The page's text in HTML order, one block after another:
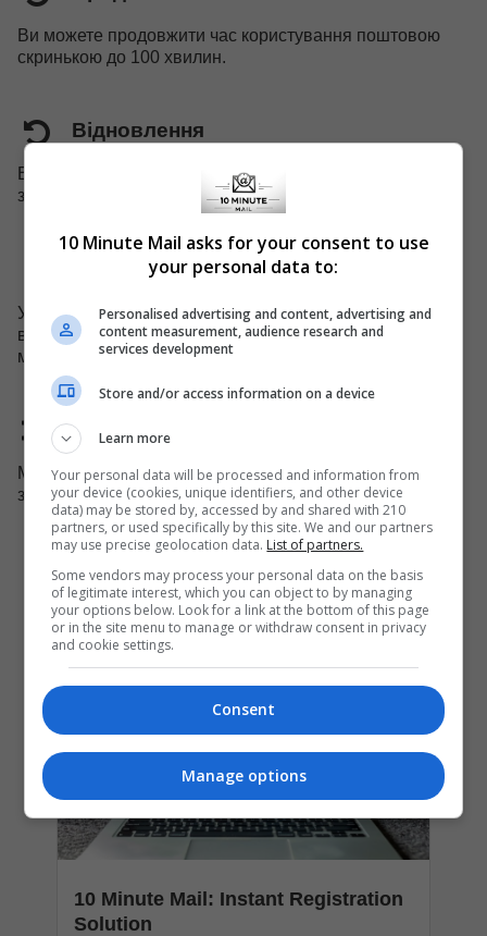
Ви можете продовжити час користування поштовою
скринькою до 100 хвилин.
Відновлення
Ви можете відновити поштову скриньку, час дії якої
закінчився, перш ніж вона буде вилучена системою.
Підтримка мобільних пристроїв
У нас є спеціальний веб-сайт для мобільних пристроїв,
ви можете легко скористатися нашими послугами на
мобільному пристрої.
Домен змінено
Ми змінюємо доменне ім'я кожні 45 днів, щоб уникнути
заблоковування нашого домену на деяких сайтах.
Popular Articles
10 Minute Mail: Instant Registration
Solution
10 Minute Mail asks for your consent to use
your personal data to:
Personalised advertising and content, advertising and
content measurement, audience research and
services development
Store and/or access information on a device
Learn more
Your personal data will be processed and information from
your device (cookies, unique identifiers, and other device
data) may be stored by, accessed by and shared with 210
partners, or used specifically by this site. We and our partners
may use precise geolocation data. List of partners.
Some vendors may process your personal data on the basis
of legitimate interest, which you can object to by managing
your options below. Look for a link at the bottom of this page
or in the site menu to manage or withdraw consent in privacy
and cookie settings.
Consent
Manage options